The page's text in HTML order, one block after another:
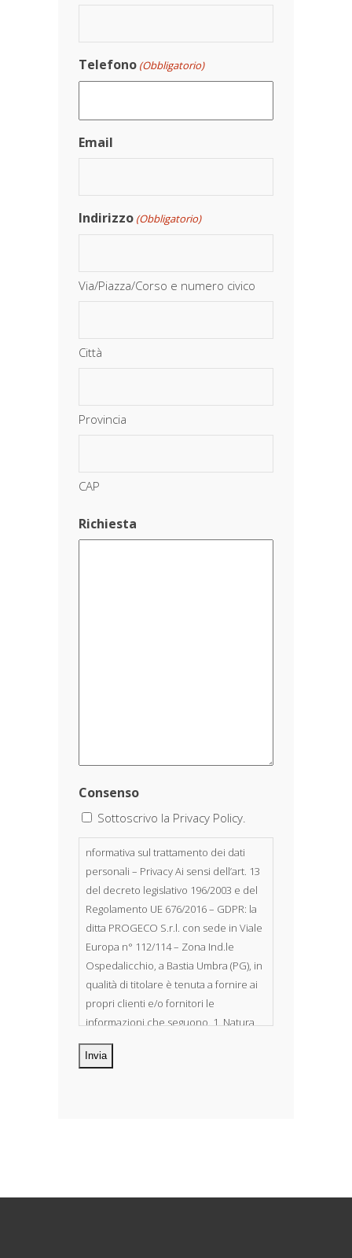
Telefono (Obbligatorio)
Email
Indirizzo (Obbligatorio)
Via/Piazza/Corso e numero civico
Città
Provincia
CAP
Richiesta
Consenso
Sottoscrivo la Privacy Policy.
nformativa sul trattamento dei dati
personali – Privacy Ai sensi dell’art. 13
del decreto legislativo 196/2003 e del
Regolamento UE 676/2016 – GDPR: la
ditta PROGECO S.r.l. con sede in Viale
Europa n° 112/114 – Zona Ind.le
Ospedalicchio, a Bastia Umbra (PG), in
qualità di titolare è tenuta a fornire ai
propri clienti e/o fornitori le
informazioni che seguono. 1. Natura
dei dati personali Costituiscono
oggetto di trattamento i Suoi dati